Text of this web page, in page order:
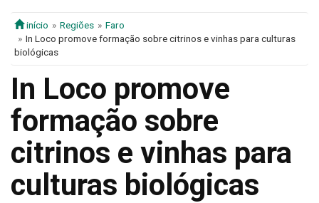
início Regiões
Faro
In Loco promove formação sobre citrinos e vinhas para culturas
biológicas
In Loco promove
formação sobre
citrinos e vinhas para
culturas biológicas